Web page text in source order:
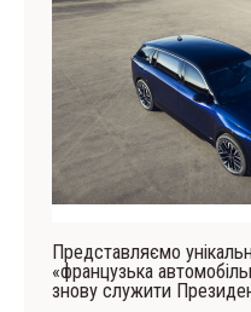
Представляємо
«французька
знову служити